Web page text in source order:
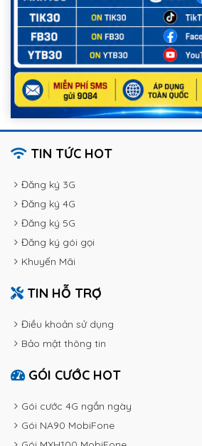
TIN TỨC HOT
Đăng ký 3G
Đăng ký 4G
Đăng ký 5G
Đăng ký gói gọi
Khuyến Mãi
TIN HỖ TRỢ
Điều khoản sử dụng
Bảo mật thông tin
GÓI CƯỚC HOT
Gói cước 4G ngắn ngày
Gói NA90 MobiFone